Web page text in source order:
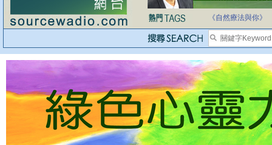
《自然療法與你》